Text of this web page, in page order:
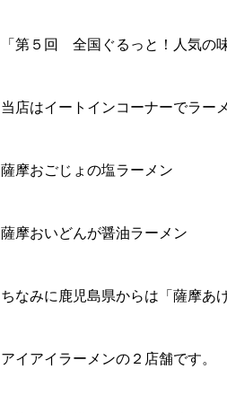
「第５回 全国ぐるっと！人気の
当店はイートインコーナーでラー
薩摩おごじょの塩ラーメン
薩摩おいどんが醤油ラーメン
ちなみに鹿児島県からは「薩摩あ
アイアイラーメンの２店舗です。